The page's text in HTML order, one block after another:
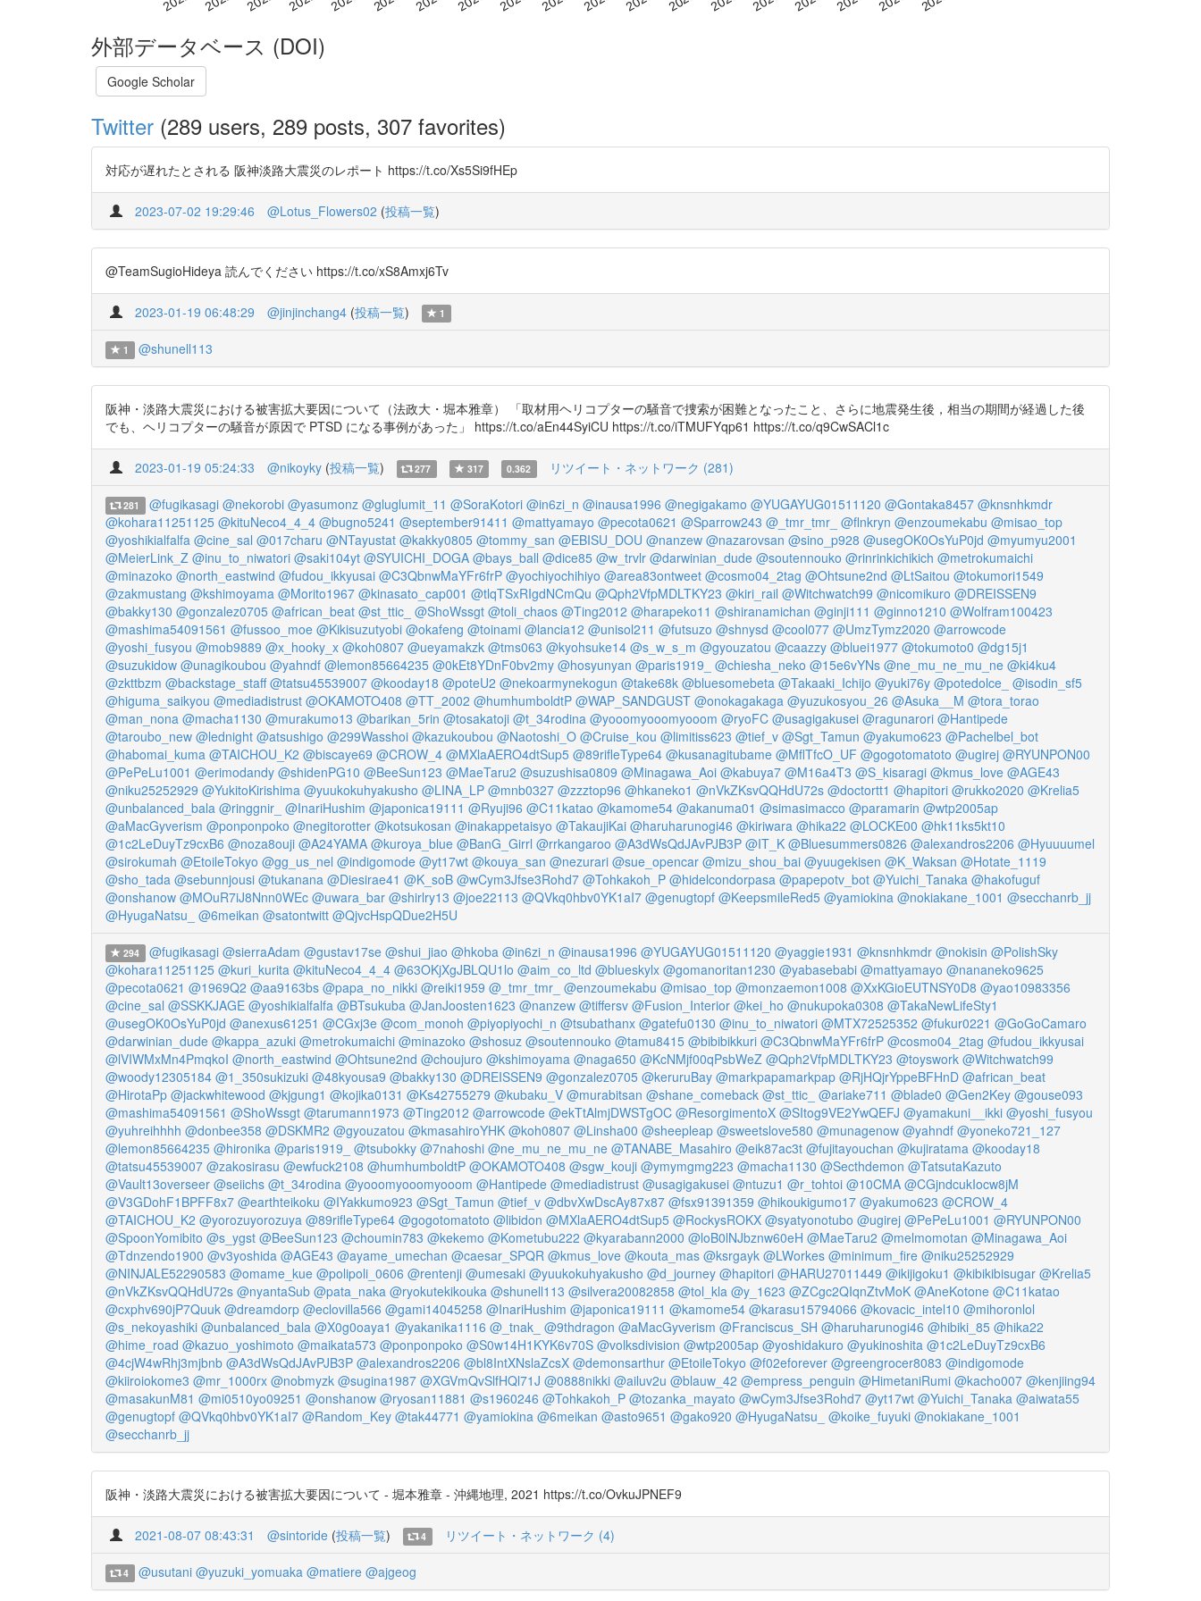
外部データベース (DOI)
Google Scholar
Twitter (289 users, 289 posts, 307 favorites)
対応が遅れたとされる 阪神淡路大震災のレポート https://t.co/Xs5Si9fHEp
2023-07-02 19:29:46 @Lotus_Flowers02 (投稿一覧)
@TeamSugioHideya 読んでください https://t.co/xS8Amxj6Tv
2023-01-19 06:48:29 @jinjinchang4 (投稿一覧) 1
1 @shunell113
阪神・淡路大震災における被害拡大要因について（法政大・堀本雅章） 「取材用ヘリコプターの騒音で捜索が困難となったこと、さらに地震発生後，相当の期間が経過した後
でも、ヘリコプターの騒音が原因で PTSD になる事例があった」 https://t.co/aEn44SyiCU https://t.co/iTMUFYqp61 https://t.co/q9CwSACl1c
2023-01-19 05:24:33 @nikoyky (投稿一覧) 277 317 0.362 リツイート・ネットワーク (281)
281 @fugikasagi @nekorobi @yasumonz @gluglumit_11 @SoraKotori @in6zi_n @inausa1996 @negigakamo @YUGAYUG01511120 @Gontaka8457 @knsnhkmdr
@kohara11251125 @kituNeco4_4_4 @bugno5241 @september91411 @mattyamayo @pecota0621 @Sparrow243 @_tmr_tmr_ @flnkryn @enzoumekabu @misao_top
@yoshikialfalfa @cine_sal @017charu @NTayustat @kakky0805 @tommy_san @EBISU_DOU @nanzew @nazarovsan @sino_p928 @usegOK0OsYuP0jd @myumyu2001
@MeierLink_Z @inu_to_niwatori @saki104yt @SYUICHI_DOGA @bays_ball @dice85 @w_trvlr @darwinian_dude @soutennouko @rinrinkichikich @metrokumaichi
@minazoko @north_eastwind @fudou_ikkyusai @C3QbnwMaYFr6frP @yochiyochihiyo @area83ontweet @cosmo04_2tag @Ohtsune2nd @LtSaitou @tokumori1549
@zakmustang @kshimoyama @Morito1967 @kinasato_cap001 @tlqTSxRIgdNCmQu @Qph2VfpMDLTKY23 @kiri_rail @Witchwatch99 @nicomikuro @DREISSEN9
@bakky130 @gonzalez0705 @african_beat @st_ttic_ @ShoWssgt @toli_chaos @Ting2012 @harapeko11 @shiranamichan @ginji111 @ginno1210 @Wolfram100423
@mashima54091561 @fussoo_moe @Kikisuzutyobi @okafeng @toinami @lancia12 @unisol211 @futsuzo @shnysd @cool077 @UmzTymz2020 @arrowcode
@yoshi_fusyou @mob9889 @x_hooky_x @koh0807 @ueyamakzk @tms063 @kyohsuke14 @s_w_s_m @gyouzatou @caazzy @bluei1977 @tokumoto0 @dg15j1
@suzukidow @unagikoubou @yahndf @lemon85664235 @0kEt8YDnF0bv2my @hosyunyan @paris1919_ @chiesha_neko @15e6vYNs @ne_mu_ne_mu_ne @ki4ku4
@zkttbzm @backstage_staff @tatsu45539007 @kooday18 @poteU2 @nekoarmynekogun @take68k @bluesomebeta @Takaaki_Ichijo @yuki76y @potedolce_ @isodin_sf5
@higuma_saikyou @mediadistrust @OKAMOTO408 @TT_2002 @humhumboldtP @WAP_SANDGUST @onokagakaga @yuzukosyou_26 @Asuka__M @tora_torao
@man_nona @macha1130 @murakumo13 @barikan_5rin @tosakatoji @t_34rodina @yooomyooomyooom @ryoFC @usagigakusei @ragunarori @Hantipede
@taroubo_new @lednight @atsushigo @299Wasshoi @kazukoubou @Naotoshi_O @Cruise_kou @limitiss623 @tief_v @Sgt_Tamun @yakumo623 @Pachelbel_bot
@habomai_kuma @TAICHOU_K2 @biscaye69 @CROW_4 @MXlaAERO4dtSup5 @89rifleType64 @kusanagitubame @MflTfcO_UF @gogotomatoto @ugirej @RYUNPON00
@PePeLu1001 @erimodandy @shidenPG10 @BeeSun123 @MaeTaru2 @suzushisa0809 @Minagawa_Aoi @kabuya7 @M16a4T3 @S_kisaragi @kmus_love @AGE43
@niku25252929 @YukitoKirishima @yuukokuhyakusho @LINA_LP @mnb0327 @zzztop96 @hkaneko1 @nVkZKsvQQHdU72s @doctortt1 @hapitori @rukko2020 @Krelia5
@unbalanced_bala @ringgnir_ @InariHushim @japonica19111 @Ryuji96 @C11katao @kamome54 @akanuma01 @simasimacco @paramarin @wtp2005ap
@aMacGyverism @ponponpoko @negitorotter @kotsukosan @inakappetaisyo @TakaujiKai @haruharunogi46 @kiriwara @hika22 @LOCKE00 @hk11ks5kt10
@1c2LeDuyTz9cxB6 @noza8ouji @A24YAMA @kuroya_blue @BanG_Girrl @rrkangaroo @A3dWsQdJAvPJB3P @IT_K @Bluesummers0826 @alexandros2206 @Hyuuuumel
@sirokumah @EtoileTokyo @gg_us_nel @indigomode @yt17wt @kouya_san @nezurari @sue_opencar @mizu_shou_bai @yuugekisen @K_Waksan @Hotate_1119
@sho_tada @sebunnjousi @tukanana @Diesirae41 @K_soB @wCym3Jfse3Rohd7 @Tohkakoh_P @hidelcondorpasa @papepotv_bot @Yuichi_Tanaka @hakofuguf
@onshanow @MOuR7iJ8Nnn0WEc @uwara_bar @shirlry13 @joe22113 @QVkq0hbv0YK1aI7 @genugtopf @KeepsmileRed5 @yamiokina @nokiakane_1001 @secchanrb_jj
@HyugaNatsu_
@6meikan @satontwitt @QjvcHspQDue2H5U
294 @fugikasagi @sierraAdam @gustav17se @shui_jiao @hkoba @in6zi_n @inausa1996 @YUGAYUG01511120 @yaggie1931 @knsnhkmdr @nokisin @PolishSky
@kohara11251125 @kuri_kurita @kituNeco4_4_4 @63OKjXgJBLQU1lo @aim_co_ltd @blueskylx @gomanoritan1230 @yabasebabi @mattyamayo @nananeko9625
@pecota0621 @1969Q2 @aa9163bs @papa_no_nikki @reiki1959 @_tmr_tmr_ @enzoumekabu @misao_top @monzaemon1008 @XxKGioEUTNSY0D8 @yao10983356
@cine_sal @SSKKJAGE @yoshikialfalfa @BTsukuba @JanJoosten1623 @nanzew @tiffersv @Fusion_Interior @kei_ho @nukupoka0308 @TakaNewLifeSty1
@usegOK0OsYuP0jd @anexus61251 @CGxj3e @com_monoh @piyopiyochi_n @tsubathanx @gatefu0130 @inu_to_niwatori @MTX72525352 @fukur0221 @GoGoCamaro
@darwinian_dude @kappa_azuki @metrokumaichi @minazoko @shosuz @soutennouko @tamu8415 @bibibikkuri @C3QbnwMaYFr6frP @cosmo04_2tag @fudou_ikkyusai
@lVIWMxMn4PmqkoI @north_eastwind @Ohtsune2nd @choujuro @kshimoyama @naga650 @KcNMjf00qPsbWeZ @Qph2VfpMDLTKY23 @toyswork @Witchwatch99
@woody12305184 @1_350sukizuki @48kyousa9 @bakky130 @DREISSEN9 @gonzalez0705 @keruruBay @markpapamarkpap @RjHQjrYppeBFHnD @african_beat
@HirotaPp @jackwhitewood @kjgung1 @kojika0131 @Ks42755279 @kubaku_V @murabitsan @shane_comeback @st_ttic_ @ariake711 @blade0 @Gen2Key @gouse093
@mashima54091561 @ShoWssgt @tarumann1973 @Ting2012 @arrowcode @ekTtAlmjDWSTgOC @ResorgimentoX @SItog9VE2YwQEFJ @yamakuni__ikki @yoshi_fusyou
@yuhreihhhh @donbee358 @DSKMR2 @gyouzatou @kmasahiroYHK @koh0807 @Linsha00 @sheepleap @sweetslove580 @munagenow @yahndf @yoneko721_127
@lemon85664235 @hironika @paris1919_ @tsubokky @7nahoshi @ne_mu_ne_mu_ne @TANABE_Masahiro @eik87ac3t @fujitayouchan @kujiratama @kooday18
@tatsu45539007 @zakosirasu @ewfuck2108 @humhumboldtP @OKAMOTO408 @sgw_kouji @ymymgmg223 @macha1130 @Secthdemon @TatsutaKazuto
@Vault13overseer @seiichs @t_34rodina @yooomyooomyooom @Hantipede @mediadistrust @usagigakusei @ntuzu1 @r_tohtoi @10CMA @CGjndcukIocw8jM
@V3GDohF1BPFF8x7 @earthteikoku @IYakkumo923 @Sgt_Tamun @tief_v @dbvXwDscAy87x87 @fsx91391359 @hikoukigumo17 @yakumo623 @CROW_4
@TAICHOU_K2 @yorozuyorozuya @89rifleType64 @gogotomatoto @libidon @MXlaAERO4dtSup5 @RockysROKX @syatyonotubo @ugirej @PePeLu1001 @RYUNPON00
@SpoonYomibito @s_ygst @BeeSun123 @choumin783 @kekemo @Kometubu222 @kyarabann2000 @loB0lNJbznw60eH @MaeTaru2 @melmomotan @Minagawa_Aoi
@Tdnzendo1900 @v3yoshida @AGE43 @ayame_umechan @caesar_SPQR @kmus_love @kouta_mas @ksrgayk @LWorkes @minimum_fire @niku25252929
@NINJALE52290583 @omame_kue @polipoli_0606 @rentenji @umesaki @yuukokuhyakusho @d_journey @hapitori @HARU27011449 @ikijigoku1 @kibikibisugar @Krelia5
@nVkZKsvQQHdU72s @nyantaSub @pata_naka @ryokutekikouka @shunell113 @silvera20082858 @tol_kla @y_1623 @ZCgc2QIqnZtvMoK @AneKotone @C11katao
@cxphv690jP7Quuk @dreamdorp @eclovilla566 @gami14045258 @InariHushim @japonica19111 @kamome54 @karasu15794066 @kovacic_intel10 @mihoronlol
@s_nekoyashiki @unbalanced_bala @X0g0oaya1 @yakanika1116 @_tnak_ @9thdragon @aMacGyverism @Franciscus_SH @haruharunogi46 @hibiki_85 @hika22
@hime_road @kazuo_yoshimoto @maikata573 @ponponpoko @S0w14H1KYK6v70S @volksdivision @wtp2005ap @yoshidakuro @yukinoshita @1c2LeDuyTz9cxB6
@4cjW4wRhj3mjbnb @A3dWsQdJAvPJB3P @alexandros2206 @bl8IntXNslaZcsX @demonsarthur @EtoileTokyo @f02eforever @greengrocer8083 @indigomode
@kiiroiokome3 @mr_1000rx @nobmyzk @sugina1987 @XGVmQvSlfHQl71J @0888nikki @ailuv2u @blauw_42 @empress_penguin @HimetaniRumi @kacho007 @kenjiing94
@masakunM81 @mi0510yo09251 @onshanow @ryosan11881 @s1960246 @Tohkakoh_P @tozanka_mayato @wCym3Jfse3Rohd7 @yt17wt @Yuichi_Tanaka @aiwata55
@genugtopf @QVkq0hbv0YK1aI7 @Random_Key @tak44771 @yamiokina @6meikan @asto9651 @gako920 @HyugaNatsu_ @koike_fuyuki @nokiakane_1001
@secchanrb_jj
阪神・淡路大震災における被害拡大要因について - 堀本雅章 - 沖縄地理, 2021 https://t.co/OvkuJPNEF9
2021-08-07 08:43:31 @sintoride (投稿一覧) 4 リツイート・ネットワーク (4)
4 @usutani @yuzuki_yomuaka @matiere @ajgeog